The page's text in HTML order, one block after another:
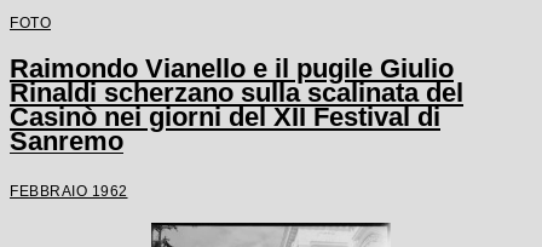
FOTO
Raimondo Vianello e il pugile Giulio
Rinaldi scherzano sulla scalinata del
Casinò nei giorni del XII Festival di
Sanremo
FEBBRAIO 1962